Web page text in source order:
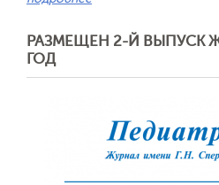
РАЗМЕЩЕН 2-Й ВЫПУСК
ГОД